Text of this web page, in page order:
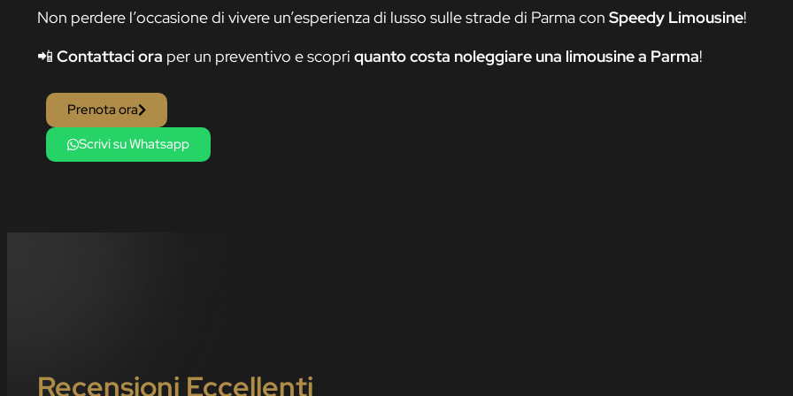
Non perdere l’occasione di vivere un’esperienza di lusso sulle strade di Parma con Speedy Limousine!
📲 Contattaci ora per un preventivo e scopri quanto costa noleggiare una limousine a Parma!
Prenota ora
Scrivi su Whatsapp
Recensioni Eccellenti